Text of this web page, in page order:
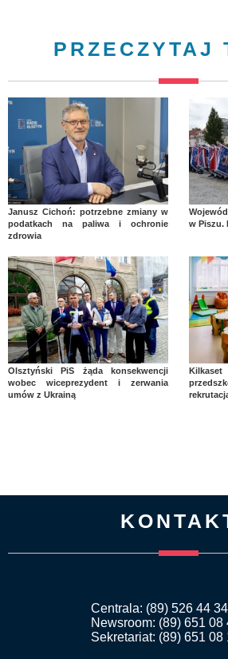
PRZECZYTAJ
Janusz Cichoń: potrzebne zmiany w
podatkach na paliwa i ochronie
zdrowia
w Piszu.
Olsztyński PiS żąda konsekwencji
wobec wiceprezydent i zerwania
umów z Ukrainą
Centrala: (89) 526 44 34
Newsroom: (89) 651 08
Sekretariat: (89) 651 08